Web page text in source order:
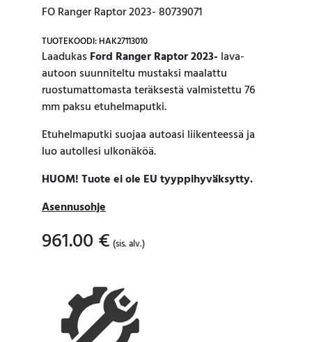
FO Ranger Raptor 2023- 80739071
TUOTEKOODI: HAK27113010
LaadukasFord Ranger Raptor 2023- lava-
autoon suunniteltu mustaksi maalattu
ruostumattomasta teräksestä valmistettu 76
mm paksu etuhelmaputki.
Etuhelmaputki suojaa autoasi liikenteessä ja
luo autollesi ulkonäköä.
HUOM! Tuote ei ole EU tyyppihyväksytty.
Asennusohje
961.00 € (sis. alv.)